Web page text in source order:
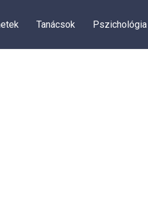
Tanácsok Pszichológia